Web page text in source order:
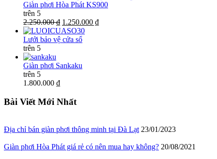
Giàn phơi Hòa Phát KS900
trên 5
2.250.000 ₫ 1.250.000 ₫
Lưới bảo vệ cửa sổ
trên 5
Giàn phơi Sankaku
trên 5
1.800.000 ₫
Bài Viết Mới Nhất
Địa chỉ bán giàn phơi thông minh tại Đà Lạt 23/01/2023
Giàn phơi Hòa Phát giá rẻ có nên mua hay không? 20/08/2021